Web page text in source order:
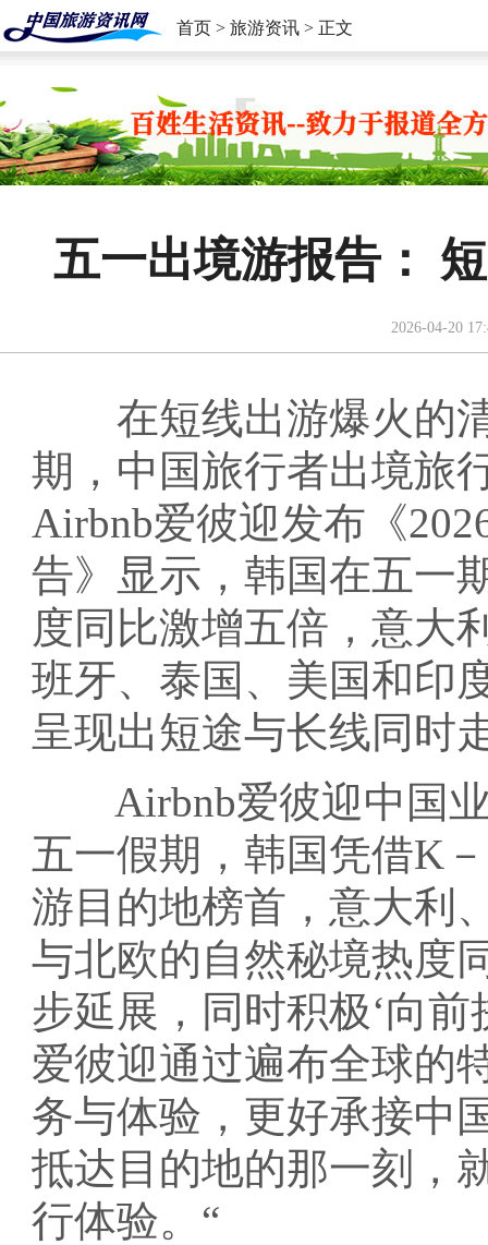
首页 > 旅游资讯 > 正文
五一出境游报告：
2026-04-20
在短线出游爆火的清
期，中国旅行者出境旅
Airbnb爱彼迎发布《
告》显示，韩国在五一
度同比激增五倍，意大
班牙、泰国、美国和印
呈现出短途与长线同时
Airbnb爱彼迎中国业
五一假期，韩国凭借K
游目的地榜首，意大利
与北欧的自然秘境热度
步延展，同时积极‘向
爱彼迎通过遍布全球的
务与体验，更好承接中
抵达目的地的那一刻，
行体验。“